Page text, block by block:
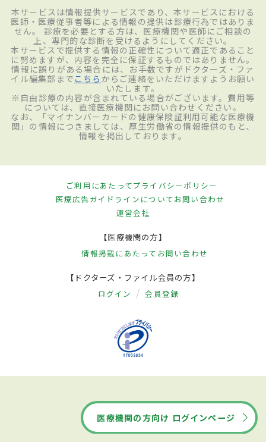
入して新生血管の有無とその活動性を調べ
る。光干渉断層計を使用した検査では、網
膜の断面を撮影し、網膜に水が溜まってい
ないかどうかを調べる。光干渉断層計で
は、網膜や脈絡膜の血管の状態、新生血管
の有無を検査することが可能となってきてお
り、造影剤を使わず、短時間での検査が可
能のため患者の負担が少ないというメリッ
加齢黄斑変性のうち萎縮型には現在のとこ
ろ治療方法はない。滲出型の治療法は薬物
療法、光線力学的療法、レーザー凝固、手
術が挙げられる。薬物療法は新生血管の活
皮増殖因子を阻害する薬を眼球に直接注射
する方法である。眼の中に4週の期間を空け
の注射を行う、現在第一選択の治療法であ
る。光線力学療法は光感受性物質を点滴
本サービスは情報提供サービスであり、本サービスにおける
医師・医療従事者等による情報の提供は診療行為ではありま
せん。 診療を必要とする方は、医療機関や医師にご相談の
上、専門的な診断を受けるようにしてください。
本サービスで提供する情報の正確性について適正であること
に努めますが、内容を完全に保証するものではありません。
情報に誤りがある場合には、お手数ですがドクターズ・ファ
イル編集部まで こちら からご連絡をいただけますようお願い
いたします。
※自由診療の内容が含まれている場合がございます。費用等
については、直接医療機関にお問い合わせください。
なお、「マイナンバーカードの健康保険証利用可能な医療機
関」の情報につきましては、厚生労働省の情報提供のもと、
情報を掲出しております。
ご利用にあたってプライバシーポリシー
医療広告ガイドラインについてお問い合わせ
運営会社
【医療機関の方】
情報掲載にあたって お問い合わせ
【ドクターズ・ファイル会員の方】
ログイン 会員登録
医療機関の方向け ログインページ